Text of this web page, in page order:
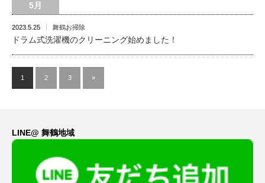
5月
2023.5.25 舞鶴お掃除
ドラム式洗濯機のクリーニング始めました！
1 2 3 »
LINE@ 舞鶴地域